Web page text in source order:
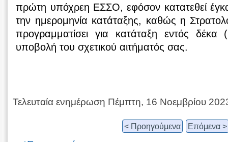
πρώτη υπόχρεη ΕΣΣΟ, εφόσον κατατεθεί
την ημερομηνία κατάταξης, καθώς η
προγραμματίσει για κατάταξη εντός
υποβολή του σχετικού αιτήματός σας.
Τελευταία ενημέρωση Πέμπτη, 16 Νοεμβρίου
< Προηγούμενα Επόμενα >